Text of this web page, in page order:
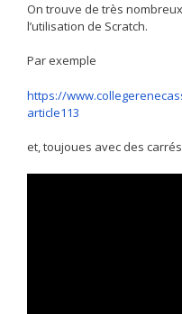
On trouve de très
l’utilisation de Scratch.
Par exemple
https://
article113
et, toujoues avec des